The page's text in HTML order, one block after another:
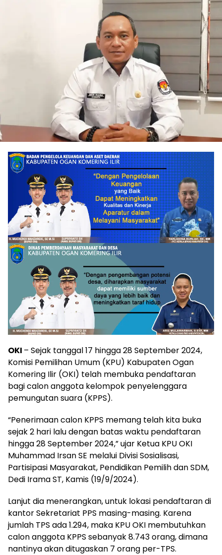
OKI – Sejak tanggal 17 hingga 28 September 2024,
Komisi Pemilihan Umum (KPU) Kabupaten Ogan
Komering Ilir (OKI) telah membuka pendaftaran
bagi calon anggota kelompok penyelenggara
pemungutan suara (KPPS).
“Penerimaan calon KPPS memang telah kita buka
sejak 2 hari lalu dengan batas waktu pendaftaran
hingga 28 September 2024,” ujar Ketua KPU OKI
Muhammad Irsan SE melalui Divisi Sosialisasi,
Partisipasi Masyarakat, Pendidikan Pemilih dan SDM,
Dedi Irama ST, Kamis (19/9/2024).
Lanjut dia menerangkan, untuk lokasi pendaftaran di
kantor Sekretariat PPS masing-masing. Karena
jumlah TPS ada 1.294, maka KPU OKI membutuhkan
calon anggota KPPS sebanyak 8.743 orang, dimana
nantinya akan ditugaskan 7 orang per-TPS.